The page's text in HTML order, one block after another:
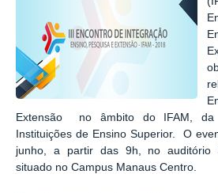
Extensão no âmbito do IFAM,
Instituições de Ensino Superior. O
junho, a partir das 9h, no auditório
situado no Campus Manaus Centro.